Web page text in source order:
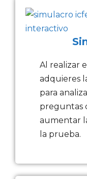
Al realizar
adquieres
para
preguntas
aumentar
la prueba.